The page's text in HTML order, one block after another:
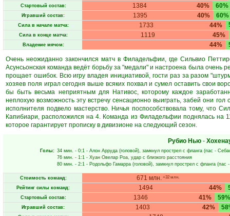
Стартовый состав: 40%
1384 60%
Игравший состав: 40%
1395 60%
Сила в начале матча: 44%
1733
Сила в конце матча: 45%
1119
Владение мячом: 44%
Очень неожиданно закончился матч в Филадельфии, где Сильвио
Асунсьонская команда ведёт борьбу за "медали" и настроена была
прощает ошибок. Всю игру владея инициативой, гости раз за разом
хозяев поля играл сегодня выше всяких похвал и сумел оставить свои
бы быть весьма неприятным для Нативос, которому каждое
неплохую возможность эту встречу сенсационно выиграть, забей они
исполнителя подвело мастерство. Ничья поспособствовала тому, что
Капибиари, расположился на 4. Команда из Филадельфии поднялась на
которое гарантирует прописку в дивизионе на следующий сезон.
Рубио Нью -
Голы: 34 мин. - 0:1 - Алон Арруда (головой), замкнул прострел с фланга (пас -
76 мин. - 1:1 - Хуан Овелар Роа, удар с близкого расстояния
80 мин. - 2:1 - Родольфо Гамарра (головой), замкнул прострел с фланга (пас
Стоимость команд: 671 млн. +32 млн.
Рейтинг силы команд: 44%
1494
Стартовый состав: 41%
1346 59%
Игравший состав: 42%
1403